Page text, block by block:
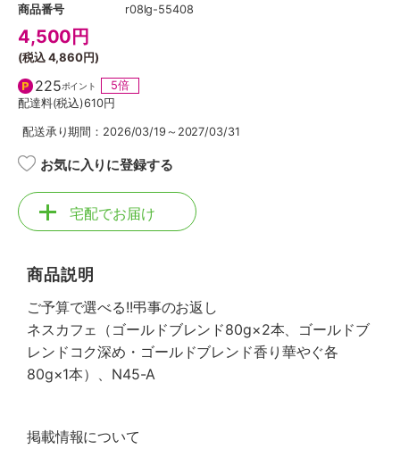
商品番号
r08lg-55408
4,500 円
(税込4,860円)
225ポイント
5倍
配達料(税込)610円
配送承り期間：2026/03/19～2027/03/31
お気に入りに登録する
宅配でお届け
商品説明
ご予算で選べる!!弔事のお返し
ネスカフェ（ゴールドブレンド80g×2本、ゴールドブ
レンドコク深め・ゴールドブレンド香り華やぐ各
80g×1本）、N45-A
掲載情報について